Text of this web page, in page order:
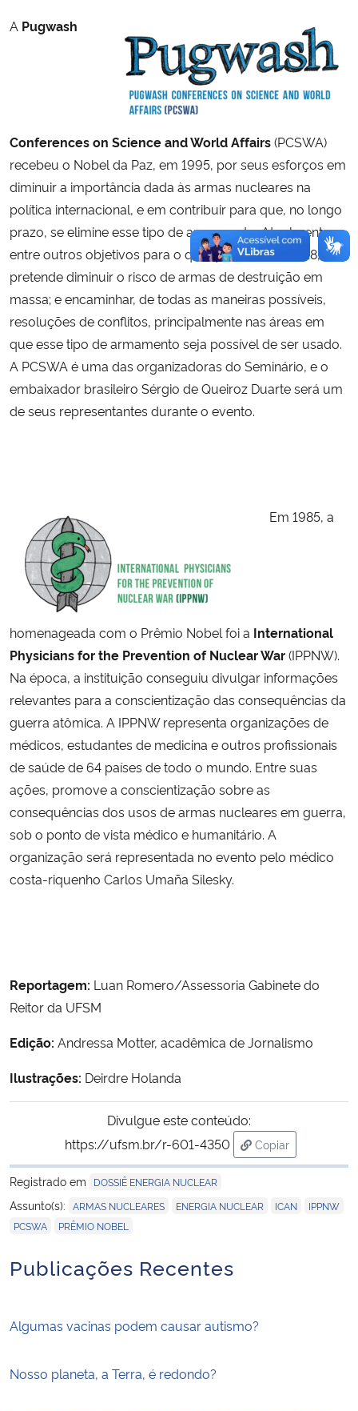
A Pugwash
Conferences on Science and World Affairs(PCSWA)
recebeu o Nobel da Paz, em 1995, por seus esforços em
diminuir a importância dada às armas nucleares na
política internacional, e em contribuir para que, no longo
prazo, se elimine esse tipo de armamento. Atualmente,
entre outros objetivos para o quinquênio 2013-2018,
pretende diminuir o risco de armas de destruição em
massa; e encaminhar, de todas as maneiras possíveis,
resoluções de conflitos, principalmente nas áreas em
que esse tipo de armamento seja possível de ser usado.
A PCSWA é uma das organizadoras do Seminário, e o
embaixador brasileiro Sérgio de Queiroz Duarte será um
de seus representantes durante o evento.
Em 1985, a
homenageada com o Prêmio Nobel foi a International
Physicians for the Prevention of Nuclear War(IPPNW).
Na época, a instituição conseguiu divulgar informações
relevantes para a conscientização das consequências da
guerra atômica. A IPPNW representa organizações de
médicos, estudantes de medicina e outros profissionais
de saúde de 64 países de todo o mundo. Entre suas
ações, promove a conscientização sobre as
consequências dos usos de armas nucleares em guerra,
sob o ponto de vista médico e humanitário. A
organização será representada no evento pelo médico
costa-riquenho Carlos Umaña Silesky.
Reportagem: Luan Romero/Assessoria Gabinete do
Reitor da UFSM
Edição: Andressa Motter, acadêmica de Jornalismo
Ilustrações: Deirdre Holanda
Divulgue este conteúdo:
https://ufsm.br/r-601-4350
Copiar
para área de
Registrado em
DOSSIÊ ENERGIA NUCLEAR
Assunto(s): ARMAS NUCLEARES ENERGIA NUCLEAR ICAN IPPNW
PCSWA PRÊMIO NOBEL
Publicações Recentes
Algumas vacinas podem causar autismo?
Nosso planeta, a Terra, é redondo?